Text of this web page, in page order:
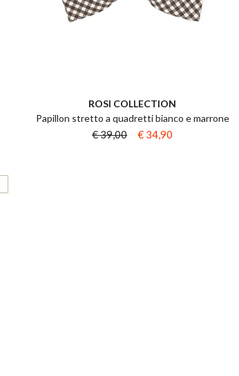
ROSI COLLECTION
Papillon stretto a quadretti bianco e marrone
€ 39,00 € 34,90